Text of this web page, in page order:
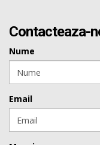
Contacteaza-
Nume
Email